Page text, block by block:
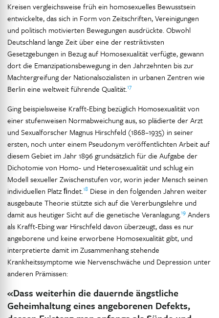
Kreisen vergleichsweise früh ein homosexuelles Bewusstsein
entwickelte, das sich in Form von Zeitschriften, Vereinigungen
und politisch motivierten Bewegungen ausdrückte. Obwohl
Deutschland lange Zeit über eine der restriktivsten
Gesetzgebungen in Bezug auf Homosexualität verfügte, gewann
dort die Emanzipationsbewegung in den Jahrzehnten bis zur
Machtergreifung der Nationalsozialisten in urbanen Zentren wie
Berlin eine weltweit führende Qualität.17
Ging beispielsweise Krafft-Ebing bezüglich Homosexualität von
einer stufenweisen Normabweichung aus, so plädierte der Arzt
und Sexualforscher Magnus Hirschfeld (1868–1935) in seiner
ersten, noch unter einem Pseudonym veröffentlichten Arbeit auf
diesem Gebiet im Jahr 1896 grundsätzlich für die Aufgabe der
Dichotomie von Homo- und Heterosexualität und schlug ein
Modell sexueller Zwischenstufen vor, worin jeder Mensch seinen
individuellen Platz ﬁndet.18 Diese in den folgenden Jahren weiter
ausgebaute Theorie stützte sich auf die Vererbungslehre und
damit aus heutiger Sicht auf die genetische Veranlagung.19 Anders
als Krafft-Ebing war Hirschfeld davon überzeugt, dass es nur
angeborene und keine erworbene Homosexualität gibt, und
interpretierte damit im Zusammenhang stehende
Krankheitssymptome wie Nervenschwäche und Depression unter
anderen Prämissen:
«Dass weiterhin die dauernde ängstliche
Geheimhaltung eines angeborenen Defekts,